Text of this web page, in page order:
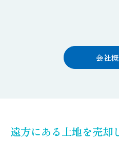
会社
遠方にある土地を売却